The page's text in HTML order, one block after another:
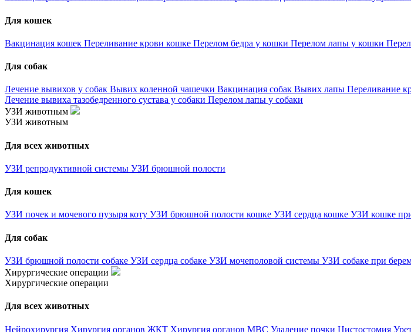
Для кошек
Вакцинация кошек Переливание крови кошке Перелом бедра у кошки Перелом лапы у кошки
Для собак
Лечение вывихов у собак Вывих коленной чашечки Вакцинация собак Вывих лапы Переливание
Лечение вывиха тазобедренного сустава у собаки Перелом лапы у собаки
УЗИ животным
УЗИ животным
Для всех животных
УЗИ репродуктивной системы УЗИ брюшной полости
Для кошек
УЗИ почек и мочевого пузыря коту УЗИ брюшной полости кошке УЗИ сердца кошке УЗИ кошке
Для собак
УЗИ брюшной полости собаке УЗИ сердца собаке УЗИ мочеполовой системы УЗИ собаке при
Хирургические операции
Хирургические операции
Для всех животных
Нейрохирургия Хирургия органов ЖКТ Хирургия органов МВС Удаление почки Цистостомия